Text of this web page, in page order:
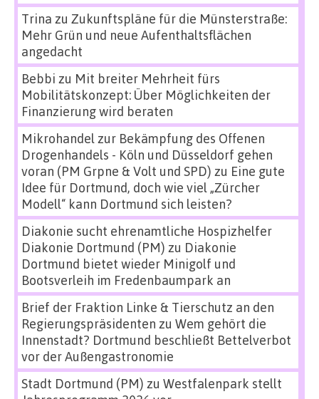
Trina zu Zukunftspläne für die Münsterstraße:
Mehr Grün und neue Aufenthaltsflächen
angedacht
Bebbi zu Mit breiter Mehrheit fürs
Mobilitätskonzept: Über Möglichkeiten der
Finanzierung wird beraten
Mikrohandel zur Bekämpfung des Offenen
Drogenhandels - Köln und Düsseldorf gehen
voran (PM Grpne & Volt und SPD) zu Eine gute
Idee für Dortmund, doch wie viel „Zürcher
Modell“ kann Dortmund sich leisten?
Diakonie sucht ehrenamtliche Hospizhelfer
Diakonie Dortmund (PM) zu Diakonie
Dortmund bietet wieder Minigolf und
Bootsverleih im Fredenbaumpark an
Brief der Fraktion Linke & Tierschutz an den
Regierungspräsidenten zu Wem gehört die
Innenstadt? Dortmund beschließt Bettelverbot
vor der Außengastronomie
Stadt Dortmund (PM) zu Westfalenpark stellt